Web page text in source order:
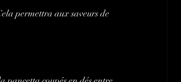
permettra aux saveurs de